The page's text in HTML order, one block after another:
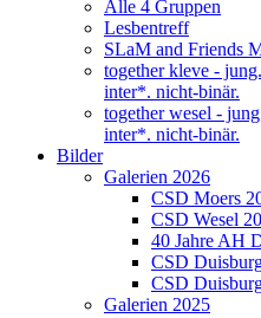
Alle 4 Gruppen
Lesbentreff
SLaM and Friends
together kleve -
inter*. nicht-binär.
together wesel -
inter*. nicht-binär.
Bilder
Galerien 2026
CSD Moers
CSD Wesel
40 Jahre AH
CSD
CSD
Galerien 2025